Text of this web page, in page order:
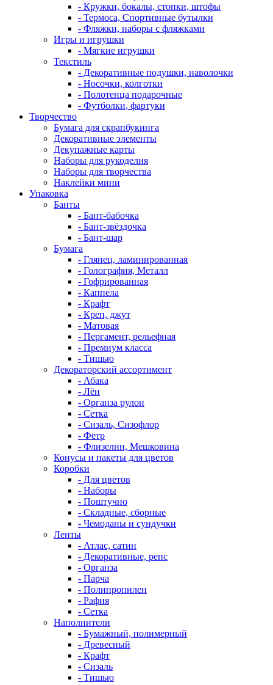
- Кружки, бокалы, стопки, штофы
- Термоса, Спортивные бутылки
- Фляжки, наборы с фляжками
Игры и игрушки
- Мягкие игрушки
Текстиль
- Декоративные подушки, наволочки
- Носочки, колготки
- Полотенца подарочные
- Футболки, фартуки
Творчество
Бумага для скрапбукинга
Декоративные элементы
Декупажные карты
Наборы для рукоделия
Наборы для творчества
Наклейки мини
Упаковка
Банты
- Бант-бабочка
- Бант-звёздочка
- Бант-шар
Бумага
- Глянец, ламинированная
- Голография, Металл
- Гофрированная
- Каппела
- Крафт
- Креп, джут
- Матовая
- Пергамент, рельефная
- Премиум класса
- Тишью
Декораторский ассортимент
- Абака
- Лён
- Органза рулон
- Сетка
- Сизаль, Сизофлор
- Фетр
- Флизелин, Мешковина
Конусы и пакеты для цветов
Коробки
- Для цветов
- Наборы
- Поштучно
- Складные, сборные
- Чемоданы и сундучки
Ленты
- Атлас, сатин
- Декоративные, репс
- Органза
- Парча
- Полипропилен
- Рафия
- Сетка
Наполнители
- Бумажный, полимерный
- Древесный
- Крафт
- Сизаль
- Тишью